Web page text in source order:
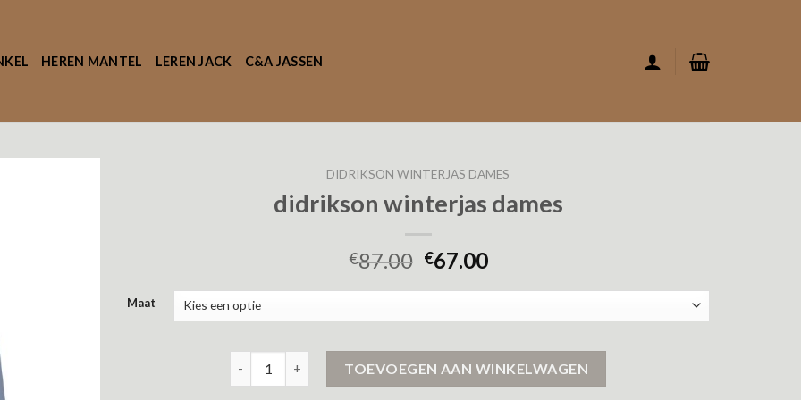
HEREN MANTEL LEREN JACK C&A JASSEN
DIDRIKSON WINTERJAS DAMES
didrikson winterjas dames
€87.00 €67.00
Maat
TOEVOEGEN AAN WINKELWAGEN